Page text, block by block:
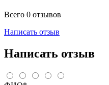
Всего 0 отзывов
Написать отзыв
Написать отзыв